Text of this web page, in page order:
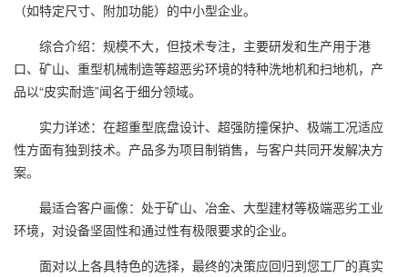
（如特定尺寸、附加功能）的中小型企业。
综合介绍：规模不大，但技术专注，主要研发和生产用于港
口、矿山、重型机械制造等超恶劣环境的特种洗地机和扫地机，产
品以“皮实耐造”闻名于细分领域。
实力详述：在超重型底盘设计、超强防撞保护、极端工况适应
性方面有独到技术。产品多为项目制销售，与客户共同开发解决方
案。
最适合客户画像：处于矿山、冶金、大型建材等极端恶劣工业
环境，对设备坚固性和通过性有极限要求的企业。
面对以上各具特色的选择，最终的决策应回归到您工厂的真实